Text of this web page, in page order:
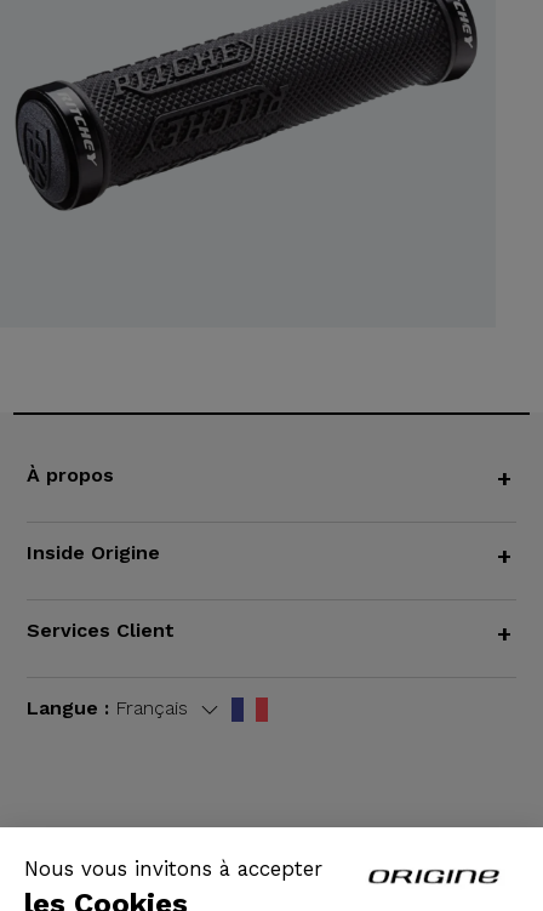
Nous vous invitons à accepter
les Cookies
À propos +
Inside Origine +
Services Client +
Langue : Français